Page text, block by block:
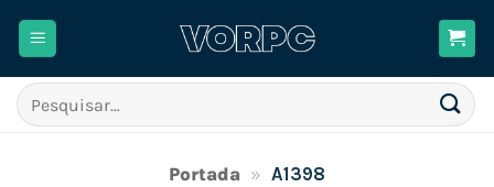
Pesquisar
por:
Portada » A1398